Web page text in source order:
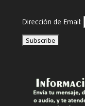
Dirección de Email: